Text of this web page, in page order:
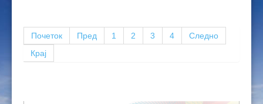
Почеток Пред 1 2 3 4
Следно
Крај